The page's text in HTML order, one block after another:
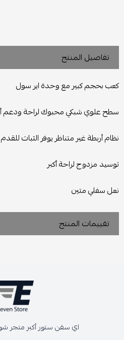
تفاصيل المنتج
كعب بحجم كبير مع وحدة اير سول
سطح علوي شبكي محبوك لراحة ودعم
نظام أربطة غير متناظر يوفر الثبات للقدم
توسيد مزدوج لراحة أكبر
نعل سفلي متين
تقييمات المنتج
اي سفن ستور أكبر متجر